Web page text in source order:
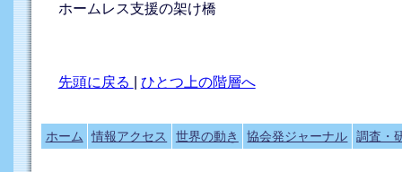
ホームレス支援の架け橋
先頭に戻る ひとつ上の階層へ
ホーム 情報アクセス 世界の動き 協会発ジャーナル 調査・